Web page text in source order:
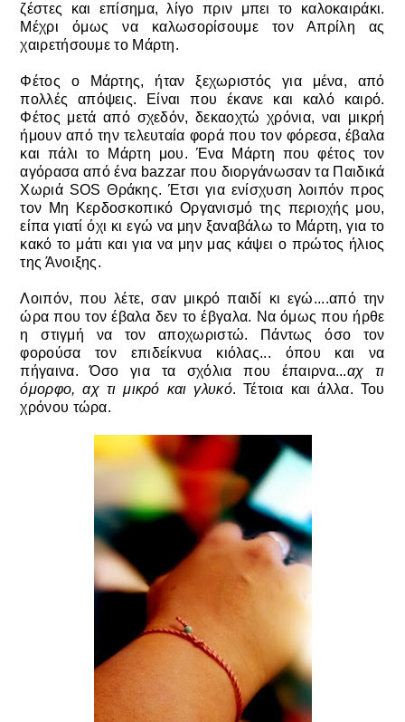
ζέστες και επίσημα, λίγο πριν μπει το καλοκαιράκι.
Μέχρι όμως να καλωσορίσουμε τον Απρίλη ας
χαιρετήσουμε το Μάρτη.
Φέτος ο Μάρτης, ήταν ξεχωριστός για μένα, από
πολλές απόψεις. Είναι που έκανε και καλό καιρό.
Φέτος μετά από σχεδόν, δεκαοχτώ χρόνια, ναι μικρή
ήμουν από την τελευταία φορά που τον φόρεσα, έβαλα
και πάλι το Μάρτη μου. Ένα Μάρτη που φέτος τον
αγόρασα από ένα bazzar που διοργάνωσαν τα Παιδικά
Χωριά SOS Θράκης. Έτσι για ενίσχυση λοιπόν προς
τον Μη Κερδοσκοπικό Οργανισμό της περιοχής μου,
είπα γιατί όχι κι εγώ να μην ξαναβάλω το Μάρτη, για το
κακό το μάτι και για να μην μας κάψει ο πρώτος ήλιος
της Άνοιξης.
Λοιπόν, που λέτε, σαν μικρό παιδί κι εγώ....από την
ώρα που τον έβαλα δεν το έβγαλα. Να όμως που ήρθε
η στιγμή να τον αποχωριστώ. Πάντως όσο τον
φορούσα τον επιδείκνυα κιόλας... όπου και να
πήγαινα. Όσο για τα σχόλια που έπαιρνα...αχ τι
όμορφο, αχ τι μικρό και γλυκό. Τέτοια και άλλα. Του
χρόνου τώρα.